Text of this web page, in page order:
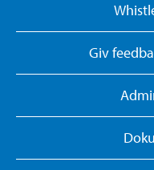
Giv